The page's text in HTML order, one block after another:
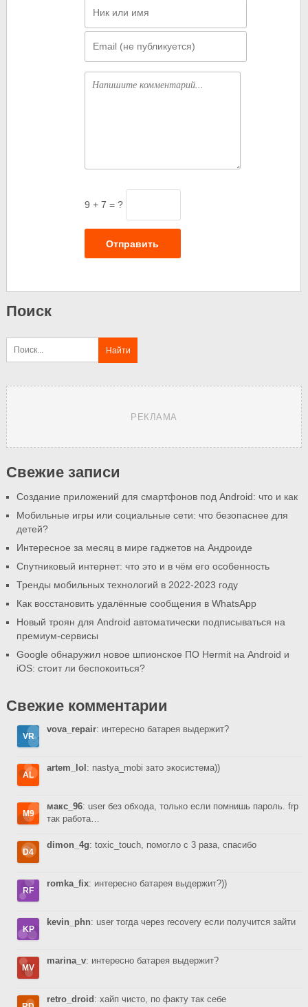
Комментарий
9 + 7 = ?
Отправить
Поиск
РЕКЛАМА
Свежие записи
Создание приложений для смартфонов под Android: что и как
Мобильные игры или социальные сети: что безопаснее для
детей?
Интересное за месяц в мире гаджетов на Андроиде
Спутниковый интернет: что это и в чём его особенность
Тренды мобильных технологий в 2022-2023 году
Как восстановить удалённые сообщения в WhatsApp
Новый троян для Android автоматически подписываться на
премиум-сервисы
Google обнаружил новое шпионское ПО Hermit на Android и
iOS: стоит ли беспокоиться?
Свежие комментарии
vova_repair: интересно батарея выдержит?
artem_lol : nastya_mobi зато экосистема))
макс_96: user без обхода, только если помнишь пароль. frp
так работа…
dimon_4g: toxic_touch, помогло с 3 раза, спасибо
romka_fix: интересно батарея выдержит?))
kevin_phn: user тогда через recovery если получится зайти
marina_v: интересно батарея выдержит?
retro_droid : хайп чисто, по факту так себе